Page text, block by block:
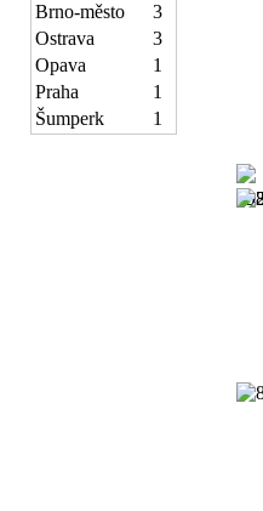
Brno-město
3
Ostrava
3
Opava
1
Praha
1
Šumperk
1